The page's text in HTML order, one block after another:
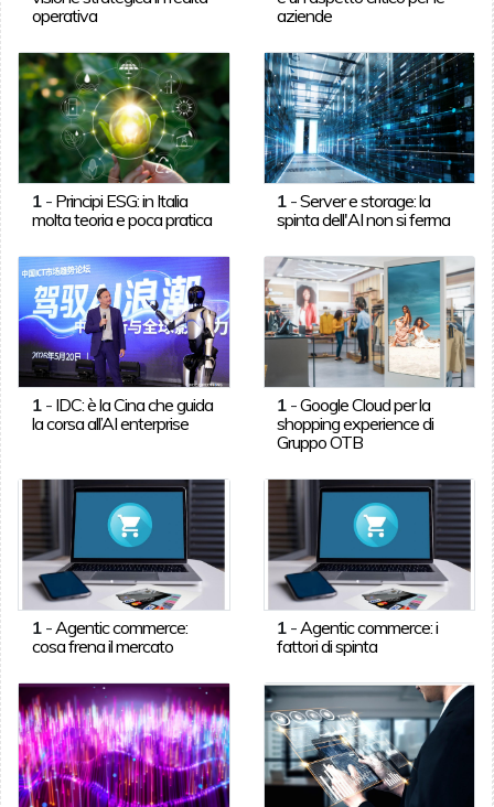
operativa
aziende
1- Principi ESG: in Italia
molta teoria e poca pratica
1 -Server e storage: la
spinta dell'AI non si ferma
1- IDC: è la Cina che guida
la corsa all’AI enterprise
1 -Google Cloud per la
shopping experience di
Gruppo OTB
1- Agentic commerce:
cosa frena il mercato
1 - Agentic commerce: i
fattori di spinta